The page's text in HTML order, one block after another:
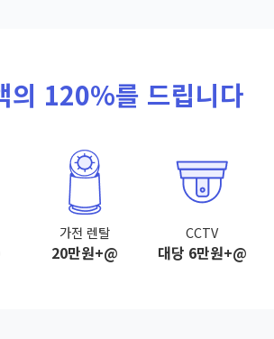
의 120%를 드립니다
가전 렌탈
20만원+@
CCTV
대당 6만원+@